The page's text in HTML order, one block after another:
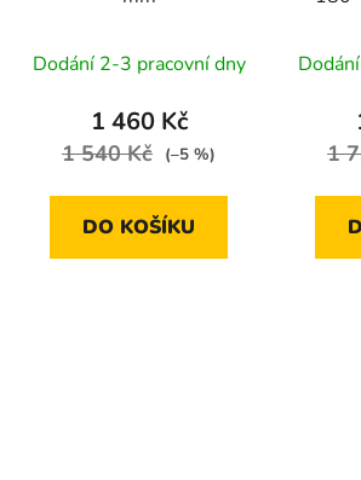
Dodání 2-3 pracovní dny
1 460 Kč
1 540 Kč (–5 %)
DO KOŠÍKU
1